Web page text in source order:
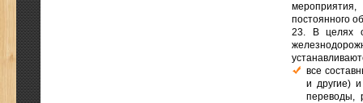
постоянного
23. В целях
все
и другие)
переводы,